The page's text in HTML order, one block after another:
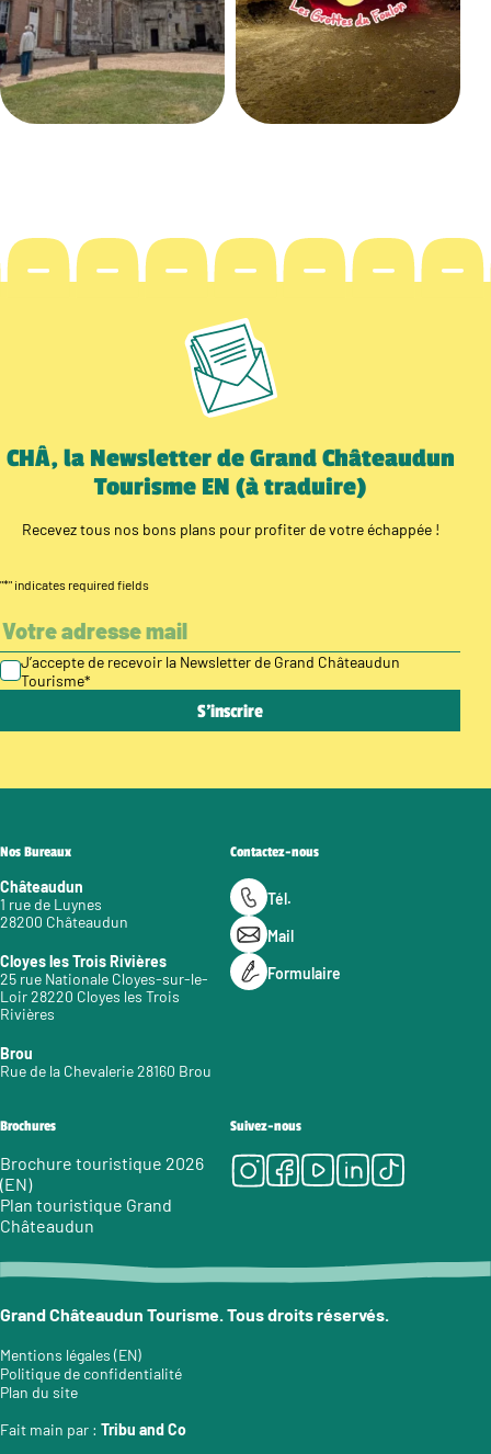
CHÂ, la Newsletter de Grand Châteaudun
Tourisme EN (à traduire)
Recevez tous nos bons plans pour profiter de votre échappée !
"*" indicates required fields
J’accepte de recevoir la Newsletter de Grand Châteaudun
Tourisme*
Nos Bureaux
Châteaudun
1 rue de Luynes
28200 Châteaudun
Cloyes les Trois Rivières
25 rue Nationale Cloyes-sur-le-
Loir 28220 Cloyes les Trois
Rivières
Brou
Rue de la Chevalerie 28160 Brou
Contactez-nous
Tél.
Mail
Formulaire
Brochures
Brochure touristique 2026
(EN)
Plan touristique Grand
Châteaudun
Suivez-nous
Instagram
Facebook
Youtube
LinkedIn
Tiktok
Grand Châteaudun Tourisme. Tous droits réservés.
Mentions légales (EN)
Politique de confidentialité
Plan du site
Fait main par : Tribu and Co